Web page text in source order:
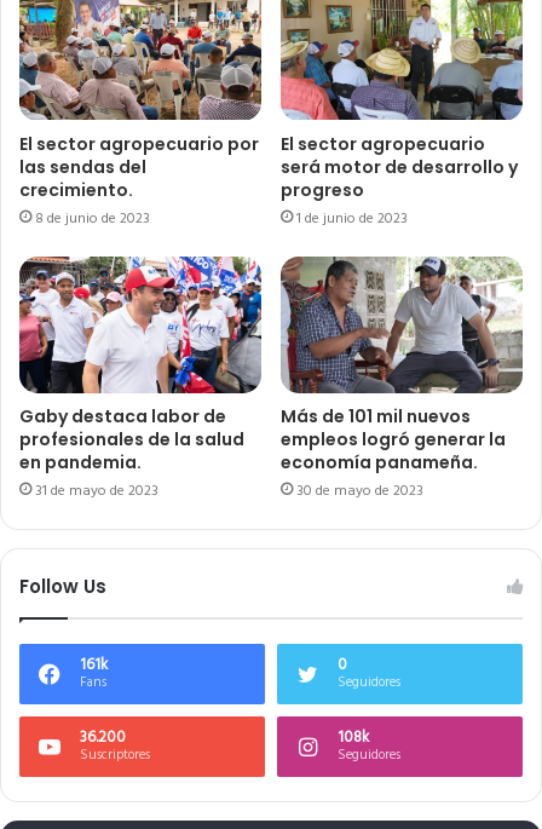
El sector agropecuario por
las sendas del
crecimiento.
8 de junio de 2023
El sector agropecuario
será motor de desarrollo y
progreso
1 de junio de 2023
Gaby destaca labor de
profesionales de la salud
en pandemia.
31 de mayo de 2023
Más de 101 mil nuevos
empleos logró generar la
economía panameña.
30 de mayo de 2023
Follow Us
161k
Fans
0
Seguidores
36.200
Suscriptores
108k
Seguidores